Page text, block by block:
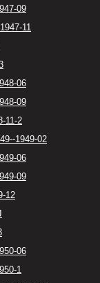
09
11
06
09
11-2
1949-02
06
09
12
06
1